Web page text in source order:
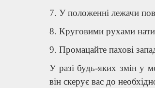
7. У положенні лежачи
8. Круговими рухами
9. Промацайте пахові
У разі будь-яких змін у
він скерує вас до